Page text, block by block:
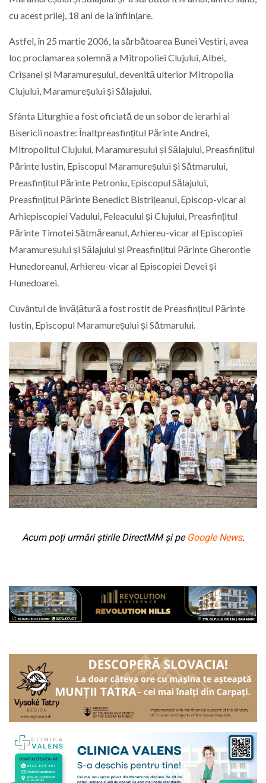
cu acest prilej, 18 ani de la înființare.
Astfel, în 25 martie 2006, la sărbătoarea Bunei Vestiri, avea
loc proclamarea solemnă a Mitropoliei Clujului, Albei,
Crișanei și Maramureșului, devenită ulterior Mitropolia
Clujului, Maramureșului și Sălajului.
Sfânta Liturghie a fost oficiată de un sobor de ierarhi ai
Bisericii noastre: Înaltpreasfințitul Părinte Andrei,
Mitropolitul Clujului, Maramureșului și Sălajului, Preasfințitul
Părinte Iustin, Episcopul Maramureșului și Sătmarului,
Preasfințitul Părinte Petroniu, Episcopul Sălajului,
Preasfințitul Părinte Benedict Bistrițeanul, Episcop-vicar al
Arhiepiscopiei Vadului, Feleacului și Clujului, Preasfințitul
Părinte Timotei Sătmăreanul, Arhiereu-vicar al Episcopiei
Maramureșului și Sălajului și Preasfințitul Părinte Gherontie
Hunedoreanul, Arhiereu-vicar al Episcopiei Devei și
Hunedoarei.
Cuvântul de învățătură a fost rostit de Preasfințitul Părinte
Iustin, Episcopul Maramureșului și Sătmarului.
Acum poți urmări știrile DirectMM și pe Google News.